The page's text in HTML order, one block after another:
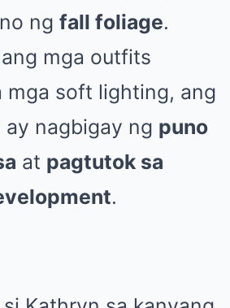
ng fall foliage.
mga outfits
mga soft lighting, ang
nagbigay ng puno
at pagtutok sa
.